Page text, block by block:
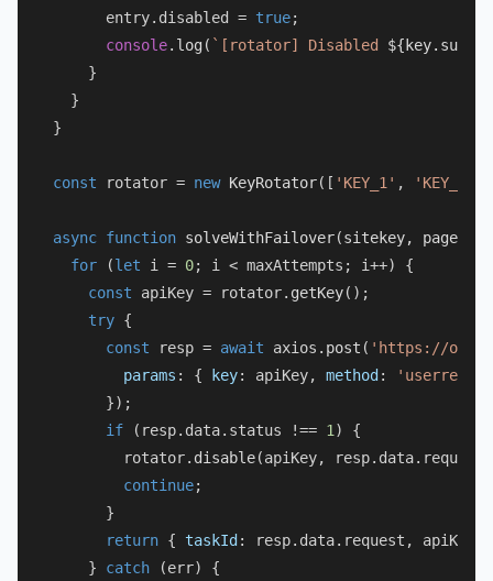
      entry.
disabled = true;
console. log( `[rotator] Disabled
    }
  }
}
const rotator = new KeyRotator([ 'KEY_1' , 'KEY_2'
async function solveWithFailover(sitekey,
for (let i = 0; i < maxAttempts; i++) {
const apiKey = rotator. getKey();
try {
const resp = await axios. post ( 'https://
params : { key: apiKey, method :
      });
if (resp. data. status !== 1 ) {
        rotator.
disable(apiKey, resp. data. request
continue;
      }
return { taskId : resp. data. request , apiKey
    }
catch (err) {